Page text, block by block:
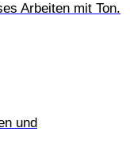
Arbeiten mit Ton.
und